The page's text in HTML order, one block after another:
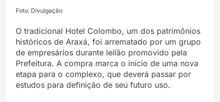
Foto: Divulgação
O tradicional Hotel Colombo, um dos patrimônios
históricos de Araxá, foi arrematado por um grupo
de empresários durante leilão promovido pela
Prefeitura. A compra marca o início de uma nova
etapa para o complexo, que deverá passar por
estudos para definição de seu futuro uso.